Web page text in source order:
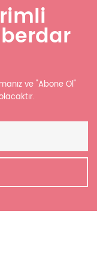
ve "Abone Ol"